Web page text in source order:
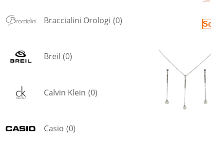
Braccialini Orologi (0)
Breil (0)
Calvin Klein (0)
Casio (0)